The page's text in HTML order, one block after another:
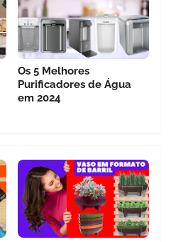
Os 5 Melhores
Purificadores de Água
em 2024